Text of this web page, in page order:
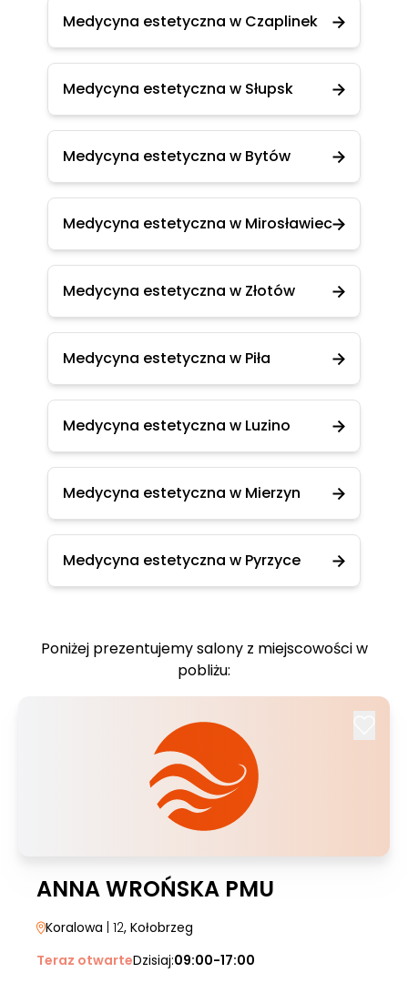
Medycyna estetyczna w Czaplinek
Medycyna estetyczna w Słupsk
Medycyna estetyczna w Bytów
Medycyna estetyczna w Mirosławiec
Medycyna estetyczna w Złotów
Medycyna estetyczna w Piła
Medycyna estetyczna w Luzino
Medycyna estetyczna w Mierzyn
Medycyna estetyczna w Pyrzyce
Poniżej prezentujemy salony z miejscowości w
pobliżu:
ANNA WROŃSKA PMU
Koralowa | 12, Kołobrzeg
Teraz otwarteDzisiaj:09:00-17:00